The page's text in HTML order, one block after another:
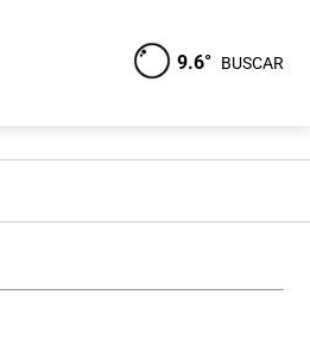
9.6° BUSCAR